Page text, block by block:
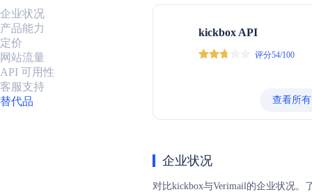
企业状况
产品能力
定价
网站流量
API 可用性
客服支持
替代品
kickbox API
评分54/100
查看所
企业状况
对比kickbox与Verimail的企业状况